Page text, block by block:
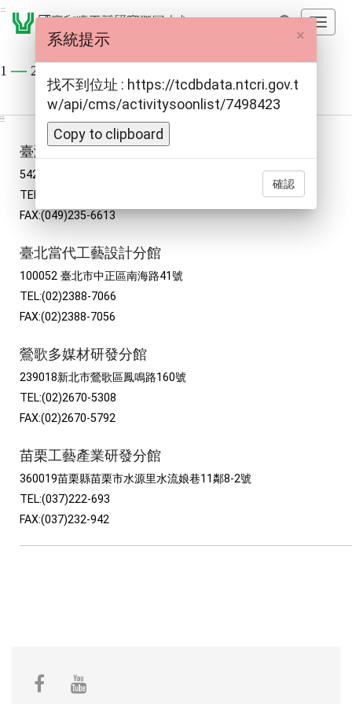
跳
要
區
:::
開
1 23
:::
:::
臺灣工藝文化園區
542020 南投縣草屯鎮中正路573號
TEL:(049)233-4141
FAX:(049)235-6613
臺北當代工藝設計分館
100052 臺北市中正區南海路41號
TEL:(02)2388-7066
FAX:(02)2388-7056
鶯歌多媒材研發分館
239018新北市鶯歌區鳳鳴路160號
TEL:(02)2670-5308
FAX:(02)2670-5792
苗栗工藝產業研發分館
360019苗栗縣苗栗市水源里水流娘巷11鄰8-2號
TEL:(037)222-693
FAX:(037)232-942
facebook
×
系統提示
找不到位址 : https://tcdbdata.ntcri.gov.t
w/api/cms/activitysoonlist/7498423
Copy to clipboard
確認